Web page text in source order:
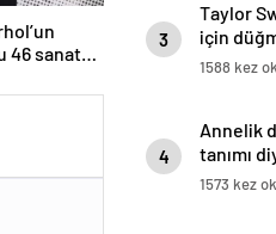
46 sanat
3
Taylor
için
1588 kez
4
Annelik
tanımı
1573 kez